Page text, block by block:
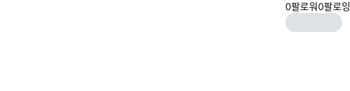
0팔로워 0팔로잉